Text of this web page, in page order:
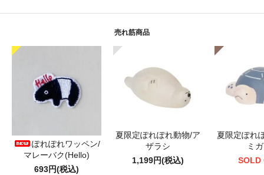
売れ筋商品
ぽれぽれワッペン/
マレーバク(Hello)
693円(税込)
夏限定ぽれぽれ動物/ア
ザラシ
1,199円(税込)
夏限定ぽれ
ミ
SOLD